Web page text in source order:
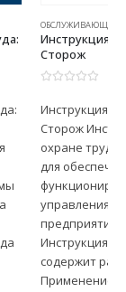
ПЕРСОНАЛ (ИОТ)
по охране труда:
по охране труда:
по
применяется
Системы
охраной труда
(СУОТ).
по охране труда
Общие